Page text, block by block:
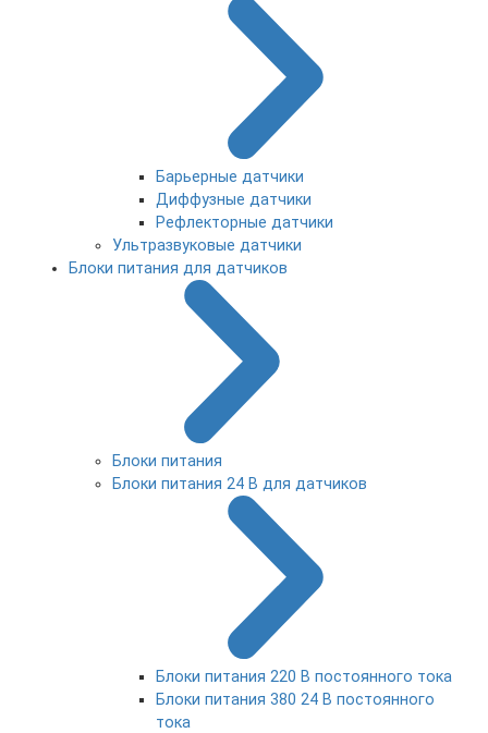
Барьерные датчики
Диффузные датчики
Рефлекторные датчики
Ультразвуковые датчики
Блоки питания для датчиков
Блоки питания
Блоки питания 24 В для датчиков
Блоки питания 220 В постоянного тока
Блоки питания 380 24 В постоянного
тока